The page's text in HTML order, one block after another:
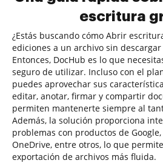
escritura
¿Estás buscando cómo Abrir
ediciones a un archivo sin
Entonces, DocHub es lo que
seguro de utilizar. Incluso con el
puedes aprovechar sus
editar, anotar, firmar y compartir
permiten mantenerte siempre al
Además, la solución proporciona
problemas con productos de
OneDrive, entre otros, lo que
exportación de archivos más fluida.